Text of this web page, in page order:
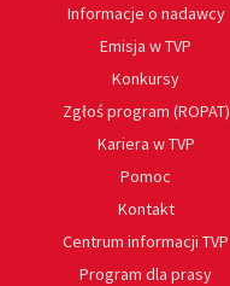
Informacje o nadawcy
Emisja w TVP
Konkursy
Zgłoś program (ROPAT)
Kariera w TVP
Pomoc
Kontakt
Centrum informacji TVP
Program dla prasy